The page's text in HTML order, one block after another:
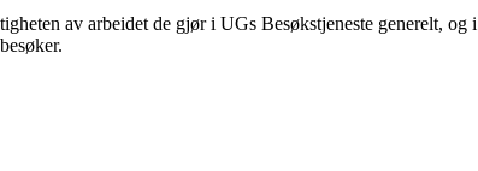
av arbeidet de gjør i UGs Besøkstjeneste generelt,